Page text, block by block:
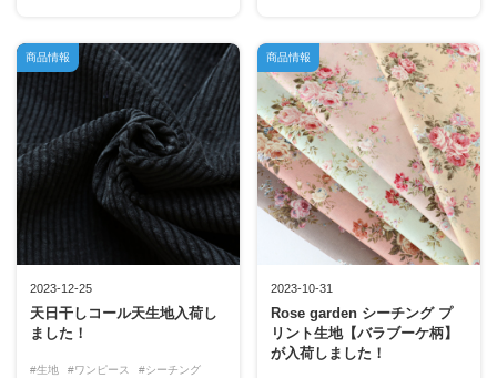
2023-12-25
天日干しコール天生地入荷し
ました！
#生地 #ワンピース #シーチング
商品情報
2023-10-31
Rose garden シーチング プ
リント生地【バラブーケ柄】
が入荷しました！
商品情報